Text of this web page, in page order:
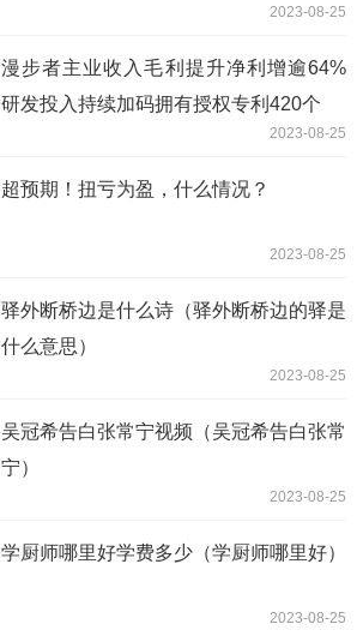
2023-08-25
漫步者主业收入毛利提升净利增逾64%
研发投入持续加码拥有授权专利420个
2023-08-25
超预期！扭亏为盈，什么情况？
2023-08-25
驿外断桥边是什么诗（驿外断桥边的驿是
什么意思）
2023-08-25
吴冠希告白张常宁视频（吴冠希告白张常
宁）
2023-08-25
学厨师哪里好学费多少（学厨师哪里好）
2023-08-25